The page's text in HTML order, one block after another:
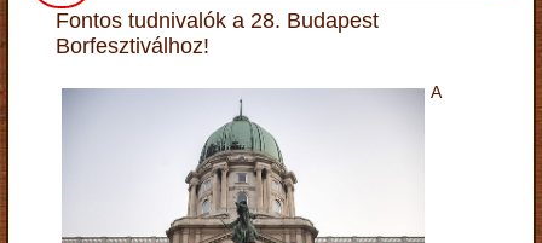
Fontos tudnivalók a 28. Budapest
Borfesztiválhoz!
A